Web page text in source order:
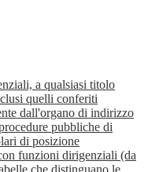
a qualsiasi titolo
quelli conferiti
dall'organo di indirizzo
pubbliche di
di posizione
funzioni dirigenziali (da